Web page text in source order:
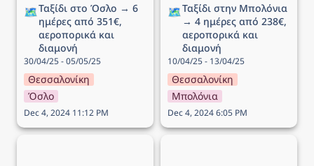
🗺️Ταξίδι στο Όσλο → 6
ημέρες από 351€,
αεροπορικά και
διαμονή
30/04/25 - 05/05/25
Θεσσαλονίκη
Όσλο
Dec 4, 2024 11:12 PM
🗺️Ταξίδι στην Μπολόνια
→ 4 ημέρες από 238€,
αεροπορικά και
διαμονή
10/04/25 - 13/04/25
Θεσσαλονίκη
Μπολόνια
Dec 4, 2024 6:05 PM